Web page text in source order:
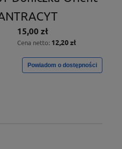
15,00 zł
Cena netto: 12,20 zł
Powiadom o dostępności